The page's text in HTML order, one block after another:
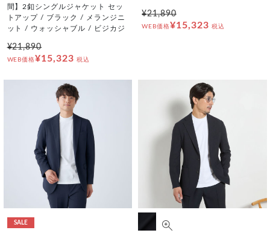
間】2釦シングルジャケット セッ
トアップ / ブラック / メランジニ
ット / ウォッシャブル / ビジカジ
¥21,890
WEB価格¥15,323 税込
¥21,890
WEB価格¥15,323 税込
SALE